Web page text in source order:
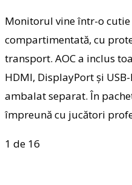
Monitorul vine într-o cutie
compartimentată, cu
transport. AOC a inclus
HDMI, DisplayPort și
ambalat separat. În
împreună cu jucători
1 de 16